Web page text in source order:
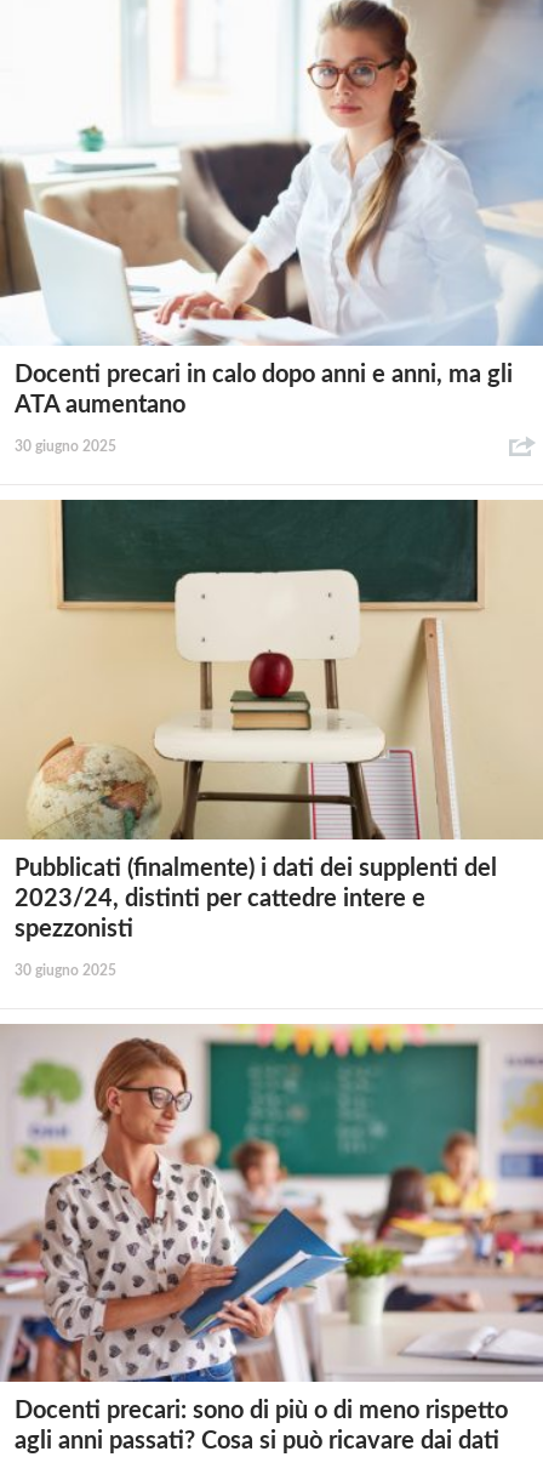
Docenti precari in calo dopo anni e anni, ma gli
ATA aumentano
30 giugno 2025
Pubblicati (finalmente) i dati dei supplenti del
2023/24, distinti per cattedre intere e
spezzonisti
30 giugno 2025
Docenti precari: sono di più o di meno rispetto
agli anni passati? Cosa si può ricavare dai dati